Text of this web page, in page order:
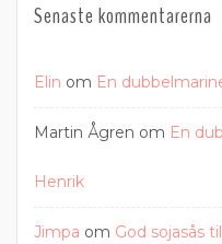
Senaste kommentarerna
Elin om En
Martin Ågren om En
Henrik
Jimpa om God sojasås